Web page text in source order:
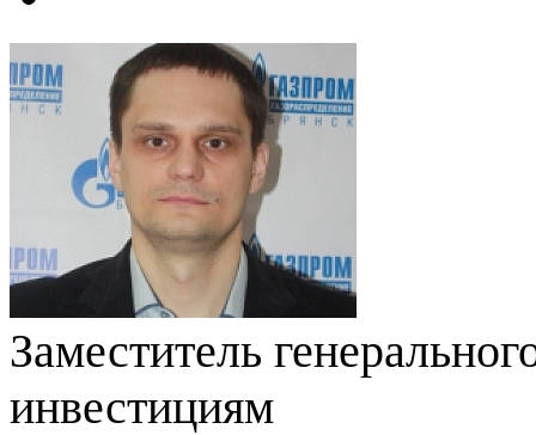
Заместитель
инвестициям